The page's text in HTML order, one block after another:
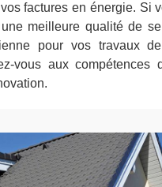
factures en énergie. Si
meilleure qualité de
pour vos travaux
vous aux compétences